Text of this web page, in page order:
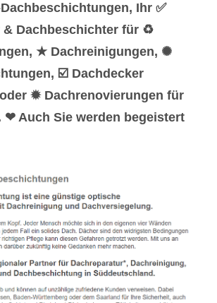
Ihr ✅
& Dachbeschichter für ♻
★ Dachreinigungen, ✺
☑️ Dachdecker
✹ Dachrenovierungen für
Auch Sie werden begeistert